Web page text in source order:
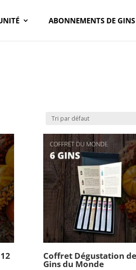
ABONNEMENTS DE GINS
Coffret Dégustation
Gins du Monde